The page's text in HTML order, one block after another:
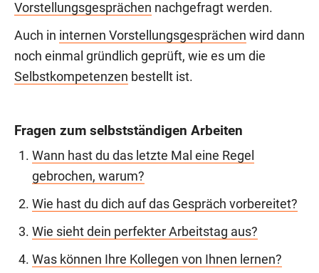
Vorstellungsgesprächen nachgefragt werden.
Auch in internen Vorstellungsgesprächen wird dann
noch einmal gründlich geprüft, wie es um die
Selbstkompetenzen bestellt ist.
Fragen zum selbstständigen Arbeiten
Wann hast du das letzte Mal eine Regel
gebrochen, warum?
Wie hast du dich auf das Gespräch vorbereitet?
Wie sieht dein perfekter Arbeitstag aus?
Was können Ihre Kollegen von Ihnen lernen?